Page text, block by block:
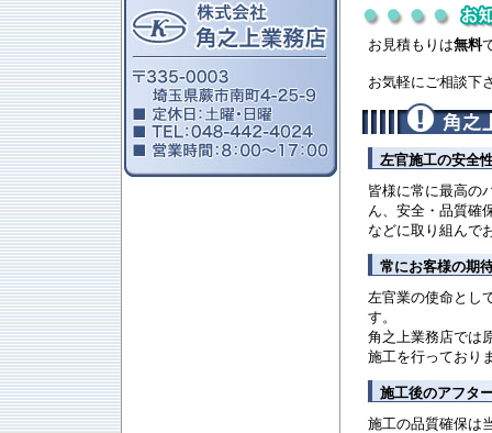
お見積もりは無料
お気軽にご相談下
左官施工の安全
皆様に常に最高の
ん、安全・品質確
などに取り組んで
常にお客様の期
左官業の使命とし
す。
角之上業務店では
施工を行っており
施工後のアフタ
施工の品質確保は